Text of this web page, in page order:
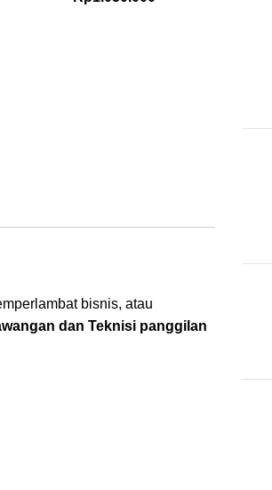
bisnis, atau
dan Teknisi panggilan